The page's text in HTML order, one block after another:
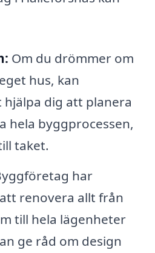
Om du drömmer om
hus, kan
dig att planera
hela byggprocessen,
taket.
har
renovera allt från
till hela lägenheter
ge råd om design